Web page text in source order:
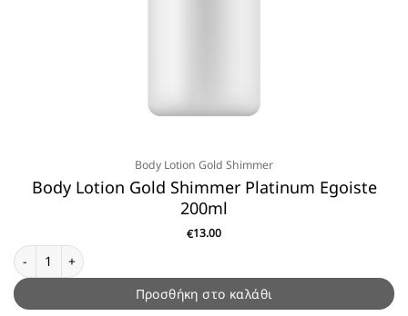
Body Lotion Gold Shimmer
Body Lotion Gold Shimmer Platinum Egoiste
200ml
€13.00
Body Lotion Gold Shimmer Platinum Egoiste 200ml ποσότητα
Προσθήκη στο καλάθι